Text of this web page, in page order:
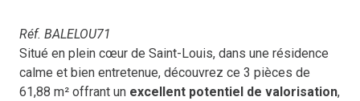
Réf. BALELOU71
Situé en plein cœur de Saint-Louis, dans une résidence
calme et bien entretenue, découvrez ce 3 pièces de
61,88 m² offrant un excellent potentiel de valorisation,